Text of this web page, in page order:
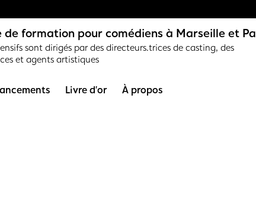
de formation pour comédiens à Marseille et
sont dirigés par des directeurs.trices de casting, des
et agents artistiques
Livre d’or À propos